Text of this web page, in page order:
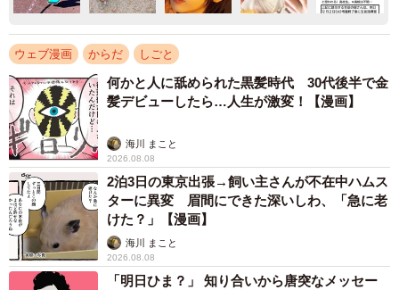
ウェブ漫画 からだ しごと
何かと人に舐められた黒髪時代 30代後半で金
髪デビューしたら…人生が激変！【漫画】
海川 まこと
2026.08.08
2泊3日の東京出張→飼い主さんが不在中ハムス
ターに異変 眉間にできた深いしわ、「急に老
けた？」【漫画】
海川 まこと
2026.08.08
「明日ひま？」 知り合いから唐突なメッセー